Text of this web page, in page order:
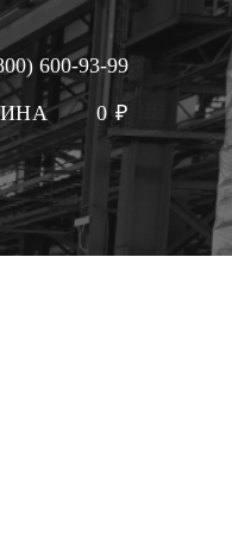
600-93-99
0₽